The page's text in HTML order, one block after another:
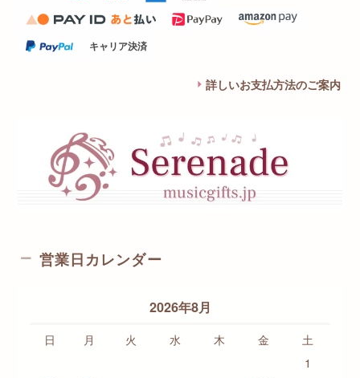
キャリア決済
詳しいお支払方法のご案内
営業日カレンダー
2026年8月
日 月 火 水 木 金
土
1